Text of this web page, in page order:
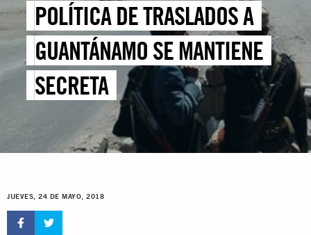
POLÍTICA DE TRASLADOS A
GUANTÁNAMO SE MANTIENE
SECRETA
JUEVES, 24 DE MAYO, 2018